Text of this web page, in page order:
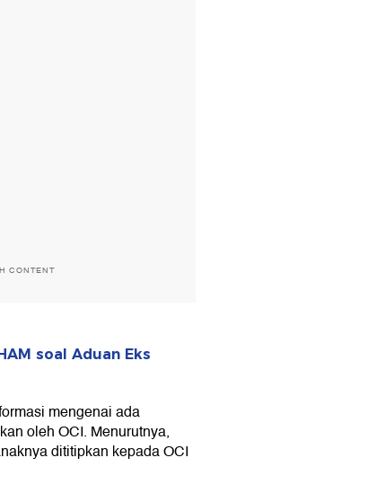
CONTENT
soal Aduan Eks
mengenai ada
oleh OCI. Menurutnya,
dititipkan kepada OCI